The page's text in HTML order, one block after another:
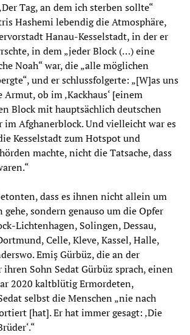
Tag, an dem ich sterben sollte“
Hashemi lebendig die Atmosphäre,
Hanau-Kesselstadt, in der er
in dem „jeder Block (…) eine
Noah“ war, die „alle möglichen
und er schlussfolgerte: „[W]as uns
ob im ‚Kackhaus‘ [einem
Block mit hauptsächlich deutschen
im Afghanerblock. Und vielleicht war es
Kesselstadt zum Hotspot und
machte, nicht die Tatsache, dass
dass es ihnen nicht allein um
sondern genauso um die Opfer
Lichtenhagen, Solingen, Dessau,
Celle, Kleve, Kassel, Halle,
Emiş Gürbüz, die an der
ihren Sohn Sedat Gürbüz sprach, einen
2020 kaltblütig Ermordeten,
selbst die Menschen „nie nach
[hat]. Er hat immer gesagt: ‚Die